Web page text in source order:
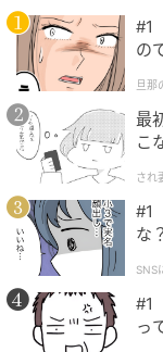
スペインへの
今回がスペイン
ヌ公妃は、レテ
を選び、夏らし
を披露した。公
ラ・レンタによ
通るような青い
インを美しく見
ピュールレース
ルを際立たせて
ドレスだったが
#1
の
ク
旦那
最
こ
され
#1
な
SNS
#1
っ